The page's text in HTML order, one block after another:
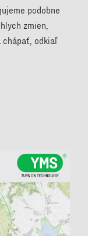
podobne
zmien,
chápať, odkiaľ